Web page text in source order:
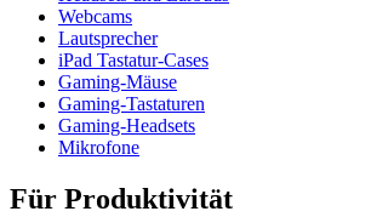
Webcams
Lautsprecher
iPad Tastatur-Cases
Gaming-Mäuse
Gaming-Tastaturen
Gaming-Headsets
Mikrofone
Für Produktivität